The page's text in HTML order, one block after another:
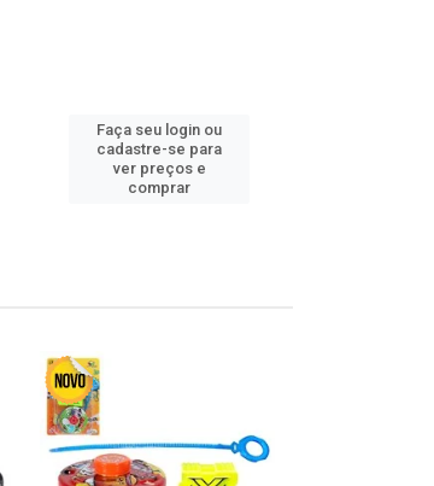
Faça seu login ou
cadastre-se para
ver preços e
comprar